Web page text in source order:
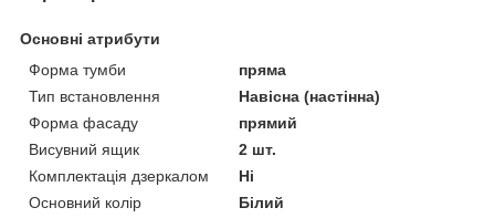
Основні атрибути
Форма тумби
пряма
Тип встановлення
Навісна (настінна)
Форма фасаду
прямий
Висувний ящик
2 шт.
Комплектація дзеркалом
Ні
Основний колір
Білий